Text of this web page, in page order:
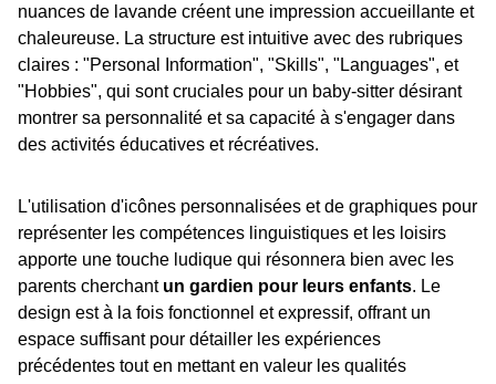
nuances de lavande créent une impression accueillante et
chaleureuse. La structure est intuitive avec des rubriques
claires : "Personal Information", "Skills", "Languages", et
"Hobbies", qui sont cruciales pour un baby-sitter désirant
montrer sa personnalité et sa capacité à s'engager dans
des activités éducatives et récréatives.
L'utilisation d'icônes personnalisées et de graphiques pour
représenter les compétences linguistiques et les loisirs
apporte une touche ludique qui résonnera bien avec les
parents cherchant un gardien pour leurs enfants. Le
design est à la fois fonctionnel et expressif, offrant un
espace suffisant pour détailler les expériences
précédentes tout en mettant en valeur les qualités